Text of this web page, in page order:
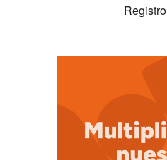
Registro